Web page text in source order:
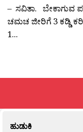
– ಸವಿತಾ. ಬೇಕಾಗುವ
ಚಮಚ ಜೀರಿಗೆ 3 ಕಡ್ಡಿ
1...
ಹುಡುಕಿ